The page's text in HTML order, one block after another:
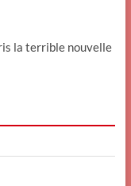
la terrible nouvelle